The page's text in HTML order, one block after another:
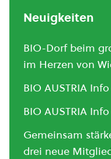
Neuigkeiten
BIO-Dorf beim
im Herzen von
BIO AUSTRIA
BIO AUSTRIA
Gemeinsam
drei neue